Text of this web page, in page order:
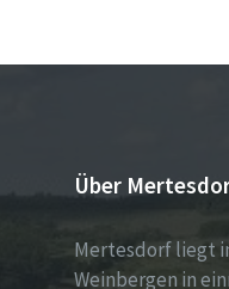
Über
Mertesdorf liegt
Weinbergen in